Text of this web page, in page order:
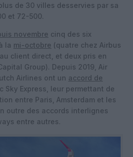
de 30 villes desservies par sa
et 72-500.
novembre cinq des six
la mi-octobre (quatre chez Airbus
client direct, et deux pris en
Group). Depuis 2019, Air
Airlines ont un accord de
Sky Express, leur permettant de
entre Paris, Amsterdam et les
outre des accords interlignes
entre autres.